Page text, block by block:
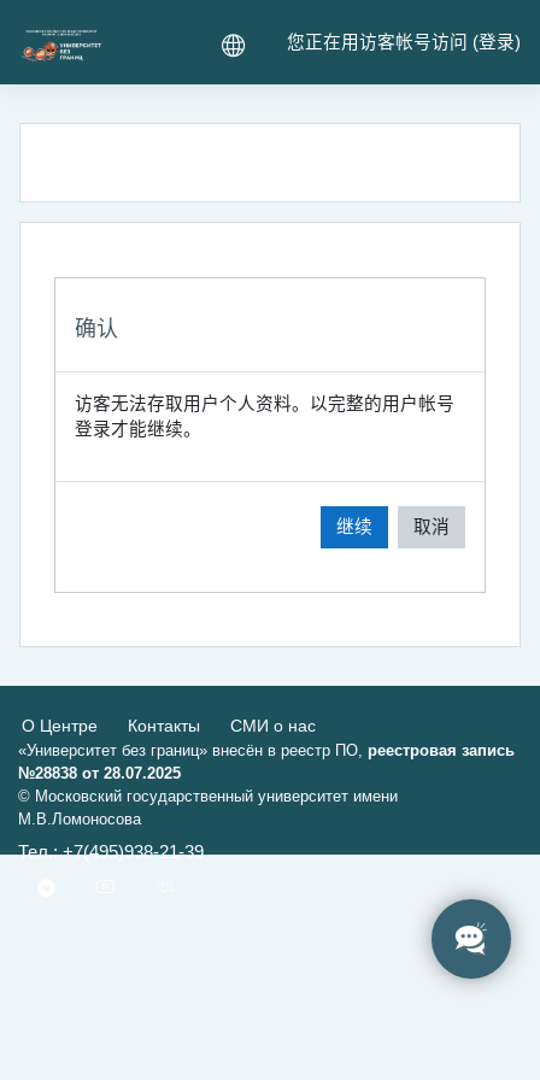
您正在用访客帐号访问 (登录)
确认
访客无法存取用户个人资料。以完整的用户帐号
登录才能继续。
继续 取消
О Центре Контакты СМИ о нас
«Университет без границ» внесён в реестр ПО, реестровая запись
№28838 от 28.07.2025
© Московский государственный университет имени
М.В.Ломоносова
Тел.: +7(495)938-21-39